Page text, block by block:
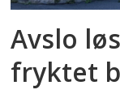
Avslo
fryktet